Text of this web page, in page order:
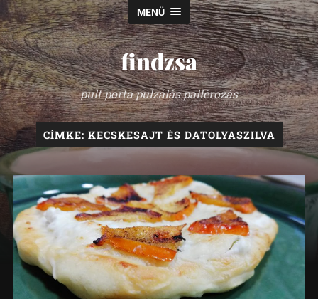
MENÜ
findzsa
pult porta pulzálás pallérozás
CÍMKE: KECSKESAJT ÉS DATOLYASZILVA